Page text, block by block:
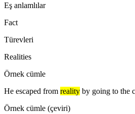
Eş anlamlılar
Fact
Türevleri
Realities
Örnek cümle
He escaped from reality by going to the
Örnek cümle (çeviri)